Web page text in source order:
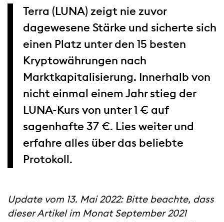
Terra (LUNA) zeigt nie zuvor
dagewesene Stärke und sicherte sich
einen Platz unter den 15 besten
Kryptowährungen nach
Marktkapitalisierung. Innerhalb von
nicht einmal einem Jahr stieg der
LUNA-Kurs von unter 1 € auf
sagenhafte 37 €. Lies weiter und
erfahre alles über das beliebte
Protokoll.
Update vom 13. Mai 2022: Bitte beachte, dass
dieser Artikel im Monat September 2021